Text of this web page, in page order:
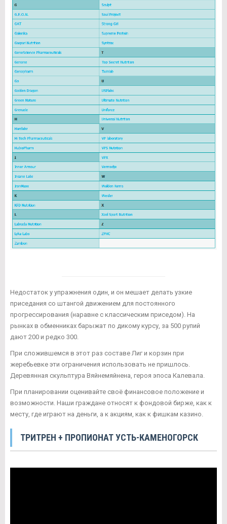
Недостаток у упражнения один, и он мешает делать узкие
приседания со штангой движением для постоянного
прогрессирования (наравне с классическим приседом). На
рынках в обменниках барыжат по дикому курсу, за 500 рупий
дают 200 и редко 300.
При сложившемся в этот раз составе Лиг и корзин при
жеребьевке эти ограничения использовать не пришлось.
Деревянная скульптура Вяйнемяйнена, героя эпоса Калевала.
При планировании оценивайте своё финансовое положение и
возможности. Наши граждане относят к фондовой бирже, как к
месту, где играют на деньги, а к акциям, как к фишкам казино.
ТРИТРЕН + ПРОПИОНАТ УСТЬ-КАМЕНОГОРСК